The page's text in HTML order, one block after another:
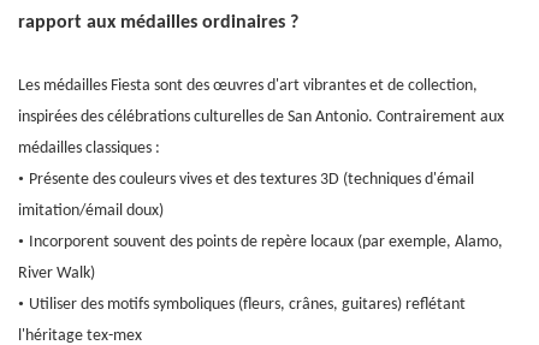
rapport aux médailles ordinaires ?
Les médailles Fiesta sont des œuvres d'art vibrantes et de collection,
inspirées des célébrations culturelles de San Antonio. Contrairement aux
médailles classiques :
• Présente des couleurs vives et des textures 3D (techniques d'émail
imitation/émail doux)
• Incorporent souvent des points de repère locaux (par exemple, Alamo,
River Walk)
• Utiliser des motifs symboliques (fleurs, crânes, guitares) reflétant
l'héritage tex-mex